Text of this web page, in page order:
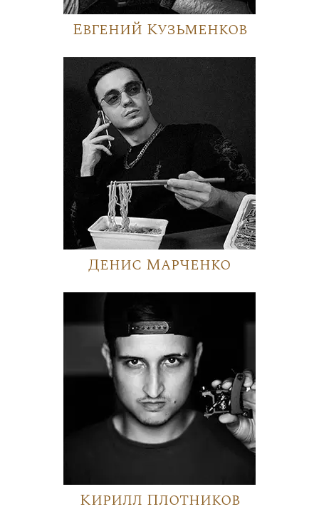
Евгений Кузьменков
Денис Марченко
Кирилл Плотников